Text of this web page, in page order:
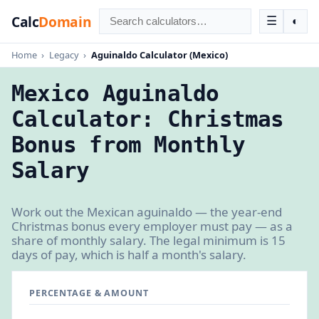
CalcDomain ☰ ◐
Home › Legacy › Aguinaldo Calculator (Mexico)
Mexico Aguinaldo
Calculator: Christmas
Bonus from Monthly
Salary
Work out the Mexican aguinaldo — the year-end
Christmas bonus every employer must pay — as a
share of monthly salary. The legal minimum is 15
days of pay, which is half a month's salary.
PERCENTAGE & AMOUNT